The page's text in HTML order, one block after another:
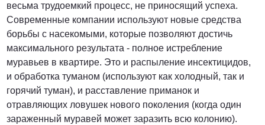
весьма трудоемкий процесс, не приносящий успеха.
Современные компании используют новые средства
борьбы с насекомыми, которые позволяют достичь
максимального результата - полное истребление
муравьев в квартире. Это и распыление инсектицидов,
и обработка туманом (используют как холодный, так и
горячий туман), и расставление приманок и
отравляющих ловушек нового поколения (когда один
зараженный муравей может заразить всю колонию).